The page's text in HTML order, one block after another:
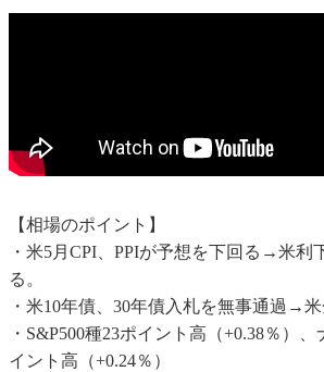
【相場のポイント】
・米5月CPI、PPIが予想を下回る→米利
る。
・米10年債、30年債入札を無事通過→米
・S&P500種23ポイント高（+0.38％）
イント高（+0.24％）